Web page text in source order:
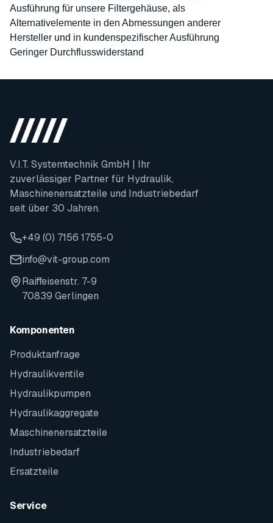
Ausführung für unsere Filtergehäuse, als
Alternativelemente in den Abmessungen anderer
Hersteller und in kundenspezifischer Ausführung
Geringer Durchflusswiderstand
V.I.T. Systemtechnik GmbH | Ihr
zuverlässiger Partner für Hydraulik,
Maschinenersatzteile und Industriebedarf
seit über 30 Jahren.
+49 (0) 7156 1755-0
info@vit-group.com
Raiffeisenstr. 7-9
70839 Gerlingen
Komponenten
Produktanfrage
Hydraulikventile
Hydraulikpumpen
Hydraulikaggregate
Maschinenersatzteile
Industriebedarf
Ersatzteile
Service